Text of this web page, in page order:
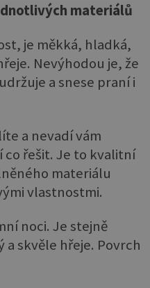
materiálů
je měkká, hladká,
Nevýhodou je, že
a snese praní i
a nevadí vám
řešit. Je to kvalitní
materiálu
vlastnostmi.
noci. Je stejně
a skvěle hřeje. Povrch